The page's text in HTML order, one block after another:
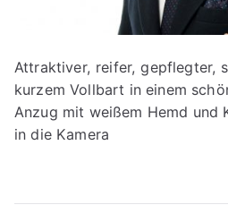
Attraktiver, reifer, gepflegter,
kurzem Vollbart in einem
Anzug mit weißem Hemd und
in die Kamera